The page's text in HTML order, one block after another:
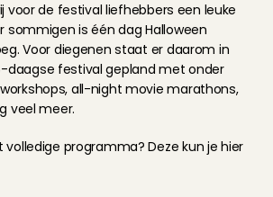
voor de festival liefhebbers een leuke
sommigen is één dag Halloween
Voor diegenen staat er daarom in
daagse festival gepland met onder
all-night movie marathons,
veel meer.
volledige programma? Deze kun je hier